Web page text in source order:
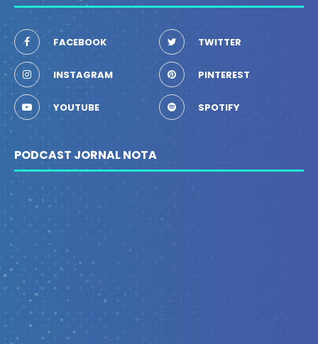
FACEBOOK TWITTER
INSTAGRAM PINTEREST
YOUTUBE SPOTIFY
PODCAST JORNAL NOTA